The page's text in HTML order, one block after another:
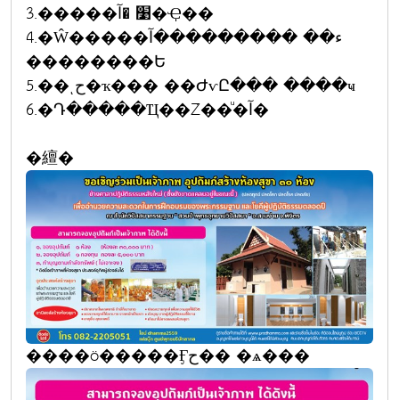
3.�����׹ �آ�Ҿ��
4.�Ŵ�����ء�� ���������آ
��������Ե
5.��ͺح�ҡ��� ��ԺѵԸ��� ����ҹ
6.�Դ�����Ҵ��Ź��ͧ�آ�
�繵�
����ö�����Ӻح�� �ѧ���